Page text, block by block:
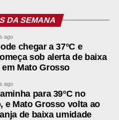
DA SEMANA
ago
chegar a 37°C e
sob alerta de baixa
Mato Grosso
ago
para 39°C no
e Mato Grosso volta ao
de baixa umidade